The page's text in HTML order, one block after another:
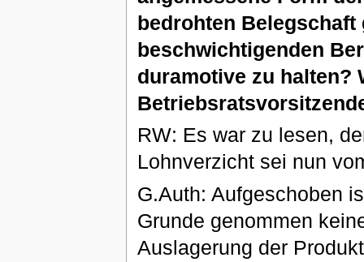
bedrohten Belegschaft
beschwichtigenden
duramotive zu halten?
RW: Es war zu lesen,
Lohnverzicht sei nun
G.Auth: Aufgeschoben
Grunde genommen
Auslagerung der